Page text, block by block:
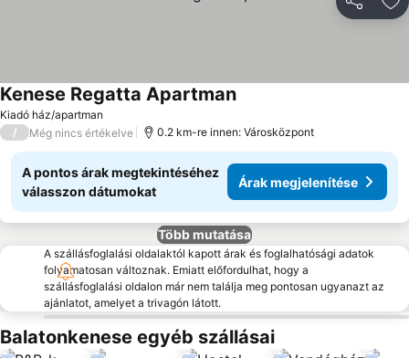
Kiadó ház/apartman
Kenese Regatta ApartmanÁrak megjelenítése
/ Még nincs értékelve 0.2 km-re innen: Városközpont
A pontos árak megtekintéséhez
válasszon dátumokat
Árak megjelenítése
Több mutatása
A szállásfoglalási oldalaktól kapott árak és foglalhatósági adatok
folyamatosan változnak. Emiatt előfordulhat, hogy a
szállásfoglalási oldalon már nem találja meg pontosan ugyanazt az
ajánlatot, amelyet a trivagón látott.
Balatonkenese egyéb szállásai